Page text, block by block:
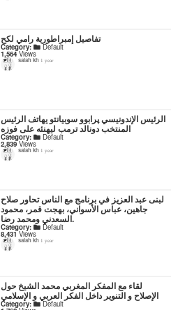
تفاصيل إمبراطورية رامي لكح
Category: Default
1,564Views
salah kh 1 year
الرئيس الإندونيسي پرابوو سوبيانتو يهاتف الرئيس
المنتخب دونالد ترمب ليهنئه على فوزه
Category: Default
2,839Views
salah kh 1 year
لبنى عبد العزيز في برنامج مع الناس تحاور صلاح
جاهين، عباس الأسواني، بهجت قمر، محمود
السعدني ومحمد رضا.
Category: Default
8,431Views
salah kh 1 year
لقاء مع المفكر المغربي محمد الشيخ حول
الإصلاح و التنوير داخل الفكر العربي و الإسلامي
Category: Default